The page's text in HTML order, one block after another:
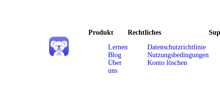
Produkt
Lernen
Blog
Über
uns
Rechtliches
Datenschutzrichtlinie
Nutzungsbedingungen
Konto löschen